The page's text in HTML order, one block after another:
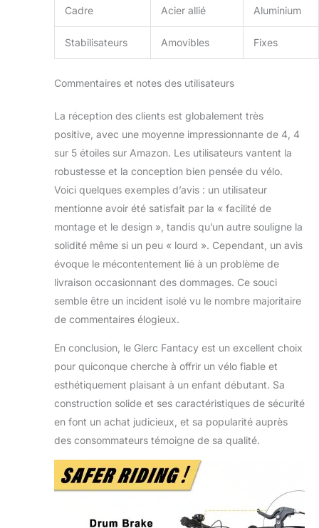
pour que le plaisir
de rouler puisse
commencer
Cadre Acier allié Aluminium
Stabilisateurs Amovibles Fixes
Commentaires et notes des utilisateurs
La réception des clients est globalement très
positive, avec une moyenne impressionnante de 4, 4
sur 5 étoiles sur Amazon. Les utilisateurs vantent la
robustesse et la conception bien pensée du vélo.
Voici quelques exemples d’avis : un utilisateur
mentionne avoir été satisfait par la « facilité de
montage et le design », tandis qu’un autre souligne la
solidité même si un peu « lourd ». Cependant, un avis
évoque le mécontentement lié à un problème de
livraison occasionnant des dommages. Ce souci
semble être un incident isolé vu le nombre majoritaire
de commentaires élogieux.
En conclusion, le Glerc Fantacy est un excellent choix
pour quiconque cherche à offrir un vélo fiable et
esthétiquement plaisant à un enfant débutant. Sa
construction solide et ses caractéristiques de sécurité
en font un achat judicieux, et sa popularité auprès
des consommateurs témoigne de sa qualité.